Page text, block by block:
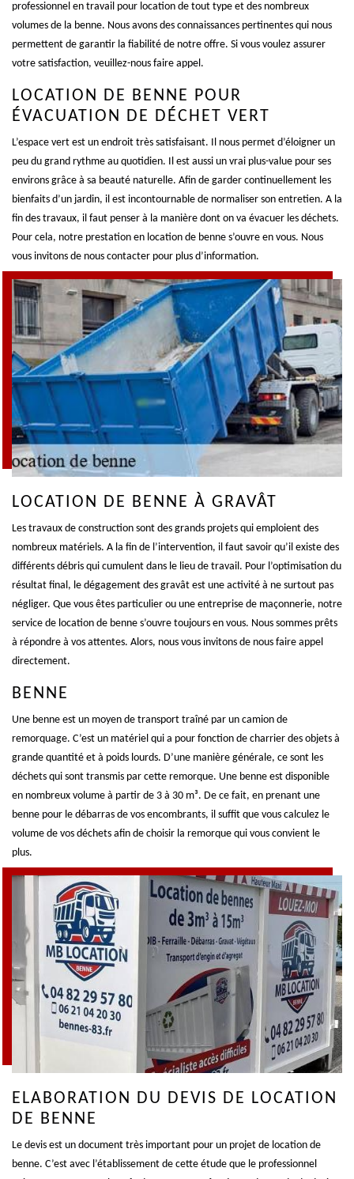
professionnel en travail pour location de tout type et des nombreux
volumes de la benne. Nous avons des connaissances pertinentes qui nous
permettent de garantir la fiabilité de notre offre. Si vous voulez assurer
votre satisfaction, veuillez-nous faire appel.
LOCATION DE BENNE POUR
ÉVACUATION DE DÉCHET VERT
L’espace vert est un endroit très satisfaisant. Il nous permet d’éloigner un
peu du grand rythme au quotidien. Il est aussi un vrai plus-value pour ses
environs grâce à sa beauté naturelle. Afin de garder continuellement les
bienfaits d’un jardin, il est incontournable de normaliser son entretien. A la
fin des travaux, il faut penser à la manière dont on va évacuer les déchets.
Pour cela, notre prestation en location de benne s’ouvre en vous. Nous
vous invitons de nous contacter pour plus d’information.
LOCATION DE BENNE À GRAVÂT
Les travaux de construction sont des grands projets qui emploient des
nombreux matériels. A la fin de l’intervention, il faut savoir qu’il existe des
différents débris qui cumulent dans le lieu de travail. Pour l’optimisation du
résultat final, le dégagement des gravât est une activité à ne surtout pas
négliger. Que vous êtes particulier ou une entreprise de maçonnerie, notre
service de location de benne s’ouvre toujours en vous. Nous sommes prêts
à répondre à vos attentes. Alors, nous vous invitons de nous faire appel
directement.
BENNE
Une benne est un moyen de transport traîné par un camion de
remorquage. C’est un matériel qui a pour fonction de charrier des objets à
grande quantité et à poids lourds. D’une manière générale, ce sont les
déchets qui sont transmis par cette remorque. Une benne est disponible
en nombreux volume à partir de 3 à 30 m³. De ce fait, en prenant une
benne pour le débarras de vos encombrants, il suffit que vous calculez le
volume de vos déchets afin de choisir la remorque qui vous convient le
plus.
ELABORATION DU DEVIS DE LOCATION
DE BENNE
Le devis est un document très important pour un projet de location de
benne. C’est avec l’établissement de cette étude que le professionnel